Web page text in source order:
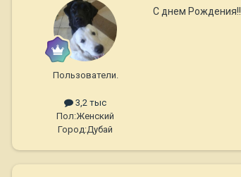
Пользователи.
3,2 тыс
Пол:Женский
Город:Дубай
С днем